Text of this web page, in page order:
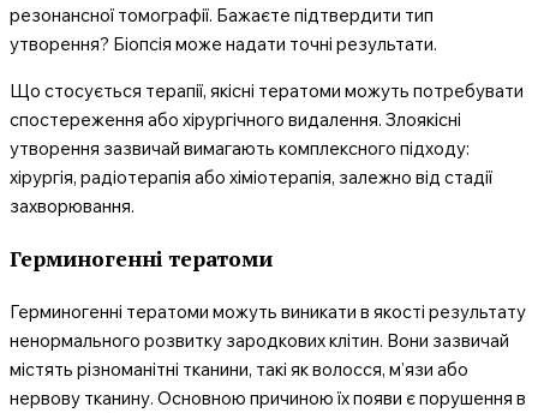
резонансної томографії. Бажаєте підтвердити тип
утворення? Біопсія може надати точні результати.
Що стосується терапії, якісні тератоми можуть потребувати
спостереження або хірургічного видалення. Злоякісні
утворення зазвичай вимагають комплексного підходу:
хірургія, радіотерапія або хіміотерапія, залежно від стадії
захворювання.
Герминогенні тератоми
Герминогенні тератоми можуть виникати в якості результату
ненормального розвитку зародкових клітин. Вони зазвичай
містять різноманітні тканини, такі як волосся, м’язи або
нервову тканину. Основною причиною їх появи є порушення в